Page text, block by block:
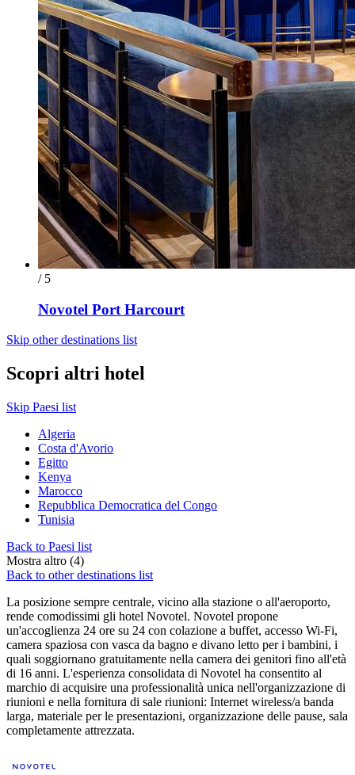
/ 5
Novotel Port Harcourt
Skip other destinations list
Scopri altri hotel
Skip Paesi list
Algeria
Costa d'Avorio
Egitto
Kenya
Marocco
Repubblica Democratica del Congo
Tunisia
Back to Paesi list
Mostra altro (4)
Back to other destinations list
La posizione sempre centrale, vicino alla stazione o all'aeroporto,
rende comodissimi gli hotel Novotel. Novotel propone
un'accoglienza 24 ore su 24 con colazione a buffet, accesso Wi-Fi,
camera spaziosa con vasca da bagno e divano letto per i bambini, i
quali soggiornano gratuitamente nella camera dei genitori fino all'età
di 16 anni. L'esperienza consolidata di Novotel ha consentito al
marchio di acquisire una professionalità unica nell'organizzazione di
riunioni e nella fornitura di sale riunioni: Internet wireless/a banda
larga, materiale per le presentazioni, organizzazione delle pause, sala
completamente attrezzata.